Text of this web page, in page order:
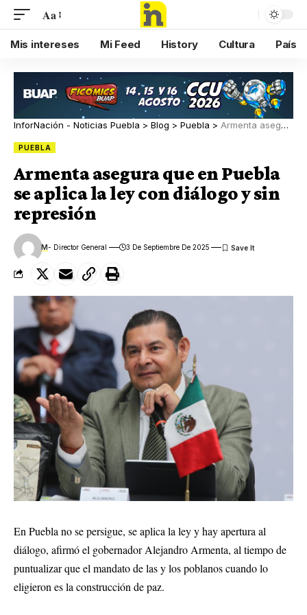
Aa
Mis intereses Mi Feed History Cultura País
InforNación - Noticias Puebla > Blog > Puebla > Armenta asegura que en Puebla se aplica la ley con diálogo y sin represión
PUEBLA
Armenta asegura que en Puebla
se aplica la ley con diálogo y sin
represión
M- Director General 3 De Septiembre De 2025
En Puebla no se persigue, se aplica la ley y hay apertura al
diálogo, afirmó el gobernador Alejandro Armenta, al tiempo de
puntualizar que el mandato de las y los poblanos cuando lo
eligieron es la construcción de paz.